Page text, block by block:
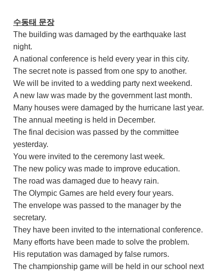
수동태 문장
The building was damaged by the earthquake last
night.
A national conference is held every year in this city.
The secret note is passed from one spy to another.
We will be invited to a wedding party next weekend.
A new law was made by the government last month.
Many houses were damaged by the hurricane last year.
The annual meeting is held in December.
The final decision was passed by the committee
yesterday.
You were invited to the ceremony last week.
The new policy was made to improve education.
The road was damaged due to heavy rain.
The Olympic Games are held every four years.
The envelope was passed to the manager by the
secretary.
They have been invited to the international conference.
Many efforts have been made to solve the problem.
His reputation was damaged by false rumors.
The championship game will be held in our school next